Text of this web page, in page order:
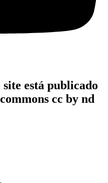
site está publicado
cc by nd